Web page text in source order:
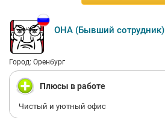
OHA (Бывший сотрудник)
Город: Оренбург
Плюсы в работе
Чистый и уютный офис